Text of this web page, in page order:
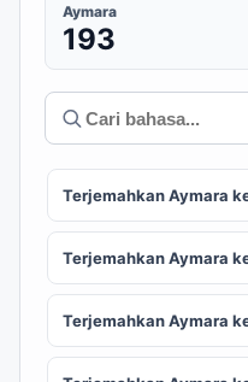
Aymara
193
Terjemahkan Aymara
Terjemahkan Aymara
Terjemahkan Aymara